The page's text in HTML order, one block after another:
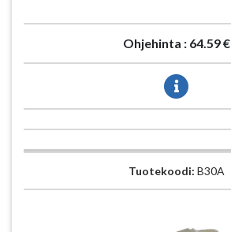
Ohjehinta : 64.59 €
Tuotekoodi: B30A